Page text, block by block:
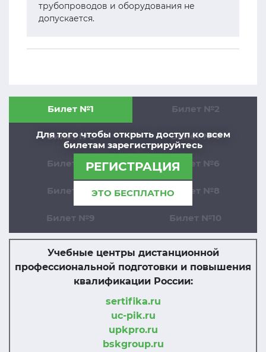
трубопроводов и оборудования не
допускается.
Для того чтобы открыть доступ ко всем
билетам зарегистрируйтесь
РЕГИСТРАЦИЯ
ЭТО БЕСПЛАТНО
Билет №1 Билет №2
Билет №3 Билет №4
Билет №5 Билет №6
Билет №7 Билет №8
Билет №9 Билет №10
Учебные центры дистанционной
профессиональной подготовки и повышения
квалификации России:
sertifika.ru
uc-pik.ru
upkpro.ru
bskgroup.ru